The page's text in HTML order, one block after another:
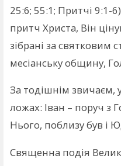
25:6; 55:1; Притчі 9:1-
притч Христа, Він
зібрані за святковим
месіанську общину,
За тодішнім звичаєм,
ложах: Іван – поруч з
Нього, поблизу був і
Священна подія